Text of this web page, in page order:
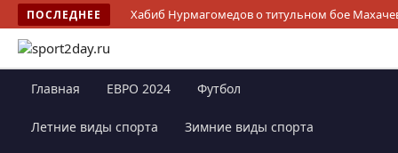
ПОСЛЕДНЕЕ Хабиб Нурмагомедов о титульном бое
Главная ЕВРО 2024 Футбол
Летние виды спорта Зимние виды спорта